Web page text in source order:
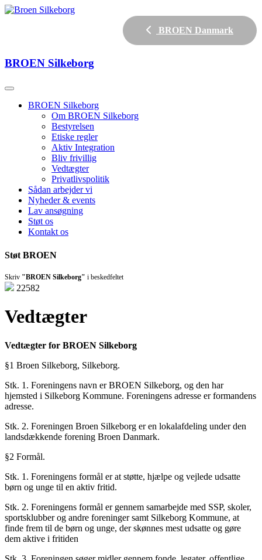
BROEN Danmark
BROEN Silkeborg
BROEN Silkeborg
Om BROEN Silkeborg
Bestyrelsen
Etiske regler
Aktiv Integration
Bliv frivillig
Vedtægter
Privatlivspolitik
Sådan arbejder vi
Nyheder & events
Lav ansøgning
Støt os
Kontakt os
Støt BROEN
Skriv "BROEN Silkeborg" i beskedfeltet
22582
Vedtægter
Vedtægter for BROEN Silkeborg
§1 Broen Silkeborg, Silkeborg.
Stk. 1. Foreningens navn er BROEN Silkeborg, og den har
hjemsted i Silkeborg Kommune. Foreningens adresse er formandens
adresse.
Stk. 2. Foreningen Broen Silkeborg er en lokalafdeling under den
landsdækkende forening Broen Danmark.
§2 Formål.
Stk. 1. Foreningens formål er at støtte, hjælpe og vejlede udsatte
børn og unge til en aktiv fritid.
Stk. 2. Foreningens formål er gennem samarbejde med SSP, skoler,
sportsklubber og andre foreninger samt Silkeborg Kommune, at
finde frem til de børn og unge, der skønnes mest udsatte og gøre
dem aktive i fritiden